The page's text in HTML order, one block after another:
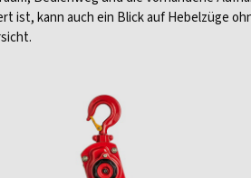
ist, kann auch ein Blick auf Hebelzüge